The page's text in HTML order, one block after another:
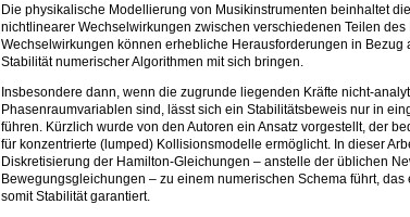
Die physikalische Modellierung von Musikinstrumenten beinhaltet
nichtlinearer Wechselwirkungen zwischen verschiedenen Teilen des
Wechselwirkungen können erhebliche Herausforderungen in Bezug
Stabilität numerischer Algorithmen mit sich bringen.
Insbesondere dann, wenn die zugrunde liegenden Kräfte nicht-
Phasenraumvariablen sind, lässt sich ein Stabilitätsbeweis nur in
führen. Kürzlich wurde von den Autoren ein Ansatz vorgestellt, der
für konzentrierte (lumped) Kollisionsmodelle ermöglicht. In dieser
Diskretisierung der Hamilton-Gleichungen – anstelle der üblichen
Bewegungsgleichungen – zu einem numerischen Schema führt,
somit Stabilität garantiert.